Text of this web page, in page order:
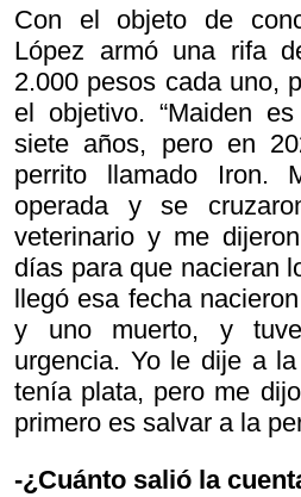
Con el objeto de
López armó una rifa
2.000 pesos cada uno,
el objetivo. “Maiden
siete años, pero en
perrito llamado Iron.
operada y se
veterinario y me
días para que nacieran
llegó esa fecha
y uno muerto, y
urgencia. Yo le dije a
tenía plata, pero me dijo
primero es salvar a la
-¿Cuánto salió la